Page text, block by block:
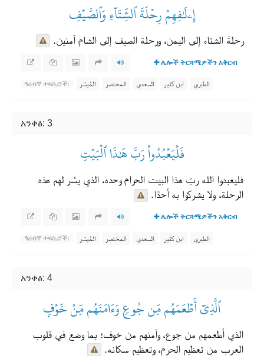
إِۦلَٰفِهِمۡ رِحۡلَةَ ٱلشِّتَآءِ وَٱلصَّيۡفِ
رحلةَ الشتاء إلى اليمن، ورحلة الصيف إلى الشام آمنين.
ሌሎች ትርጓሜዎችን አቅርብ
ዓረብኛ ተፍሲሮች: المُيسَّر المختصر السعدي ابن كثير الطبري
አንቀፅ: 3
فَلۡيَعۡبُدُواْ رَبَّ هَٰذَا ٱلۡبَيۡتِ
فليعبدوا الله ربّ هذا البيت الحرام وحده، الذي يسَّر لهم هذه
الرحلة، ولا يشركوا به أحدًا.
ሌሎች ትርጓሜዎችን አቅርብ
ዓረብኛ ተፍሲሮች: المُيسَّر المختصر السعدي ابن كثير الطبري
አንቀፅ: 4
ٱلَّذِيٓ أَطۡعَمَهُم مِّن جُوعٖ وَءَامَنَهُم مِّنۡ خَوۡفِۭ
الذي أطعمهم من جوع، وآمنهم من خوف؛ بما وضع في قلوب
العرب من تعظيم الحرم، وتعظيم سكانه.